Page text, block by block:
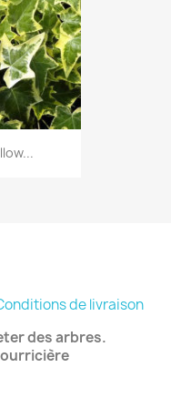
de livraison
des arbres.